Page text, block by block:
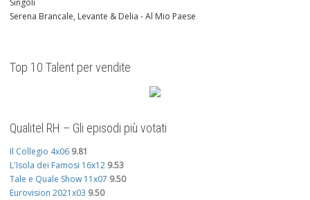
Singoli
Serena Brancale, Levante & Delia - Al Mio Paese
Top 10 Talent per vendite
Qualitel RH – Gli episodi più votati
Il Collegio 4x06 9.81
L'Isola dei Famosi 16x12 9.53
Tale e Quale Show 11x07 9.50
Eurovision 2021x03 9.50